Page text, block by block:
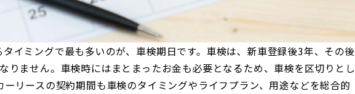
イミングで最も多いのが、車検期日です。車検は、新車登録後3年、その後
りません。車検時にはまとまったお金も必要となるため、車検を区切りとし
ーリースの契約期間も車検のタイミングやライフプラン、用途などを総合的